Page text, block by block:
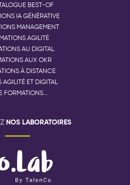
BEST-OF
IA GÉNÉRATIVE
MANAGEMENT
AGILITÉ
AU DIGITAL
AUX OKR
À DISTANCE
AGILITÉ ET DIGITAL
FORMATIONS...
NOS LABORATOIRES